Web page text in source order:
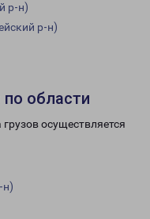
р-н)
р-н)
области
осуществляется
н)